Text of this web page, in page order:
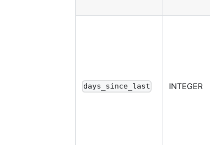
days_since_last INTEGER